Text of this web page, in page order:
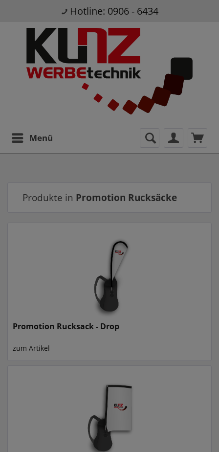
Hotline: 0906 - 6434
Menü
Produkte in Promotion Rucksäcke
Promotion Rucksack - Drop
zum Artikel